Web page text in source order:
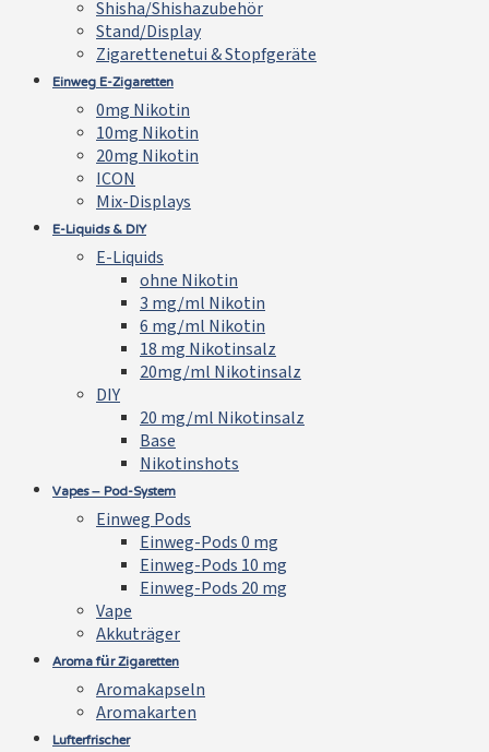
Shisha/Shishazubehör
Stand/Display
Zigarettenetui & Stopfgeräte
Einweg E-Zigaretten
0mg Nikotin
10mg Nikotin
20mg Nikotin
ICON
Mix-Displays
E-Liquids & DIY
E-Liquids
ohne Nikotin
3 mg/ml Nikotin
6 mg/ml Nikotin
18 mg Nikotinsalz
20mg/ml Nikotinsalz
DIY
20 mg/ml Nikotinsalz
Base
Nikotinshots
Vapes – Pod-System
Einweg Pods
Einweg-Pods 0 mg
Einweg-Pods 10 mg
Einweg-Pods 20 mg
Vape
Akkuträger
Aroma für Zigaretten
Aromakapseln
Aromakarten
Lufterfrischer